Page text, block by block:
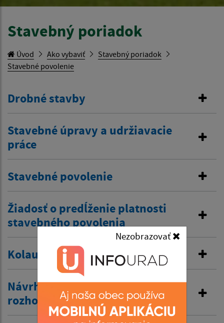
Nezobrazovať
Stavebný poriadok
Úvod Ako vybaviť
Stavebný poriadok
Stavebné povolenie
Drobné stavby
Stavebné úpravy a udržiavacie
práce
Stavebné povolenie
Žiadosť o predĺženie platnosti
stavebného povolenia
Kolaudačné rozhodnutie
Návrh na vydanie územného
rozhodnutia